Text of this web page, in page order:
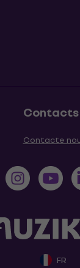
Contacts
Contacte
FR